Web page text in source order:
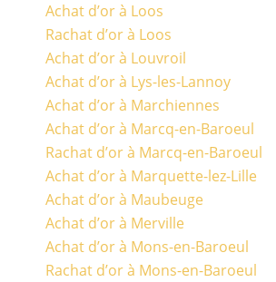
Achat d’or à Loos
Rachat d’or à Loos
Achat d’or à Louvroil
Achat d’or à Lys-les-Lannoy
Achat d’or à Marchiennes
Achat d’or à Marcq-en-Baroeul
Rachat d’or à Marcq-en-Baroeul
Achat d’or à Marquette-lez-Lille
Achat d’or à Maubeuge
Achat d’or à Merville
Achat d’or à Mons-en-Baroeul
Rachat d’or à Mons-en-Baroeul